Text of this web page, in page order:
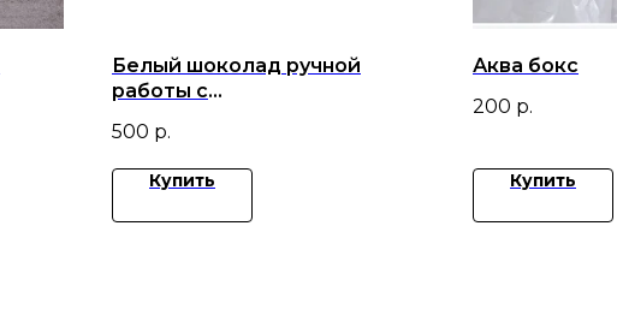
Белый шоколад ручной
работы с
миндалем
500 р.
Купить
Аква бокс
200 р.
Купить